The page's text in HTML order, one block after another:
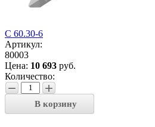
С 60.30-6
Артикул:
80003
Цена: 10 693 руб.
Количество:
− +
В корзину